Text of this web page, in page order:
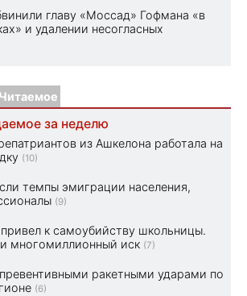
главу «Моссад» Гофмана «в
и удалении несогласных
Читаемое
за неделю
из Ашкелона работала на
(10)
темпы эмиграции населения,
(9)
к самоубийству школьницы.
многомиллионный иск (7)
ракетными ударами по
(6)